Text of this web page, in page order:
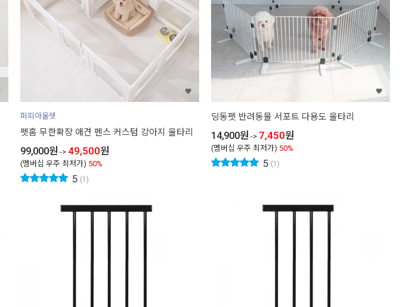
퍼피아울렛
펫홈 무한확장 애견 펜스 커스텀 강아지 울타리
99,000원 -> 49,500원
(멤버십 우주 최저가) 50%
5 (1)
딩동펫 반려동물 서포트 다용도 울타리
14,900원 -> 7,450원
(멤버십 우주 최저가) 50%
5 (1)